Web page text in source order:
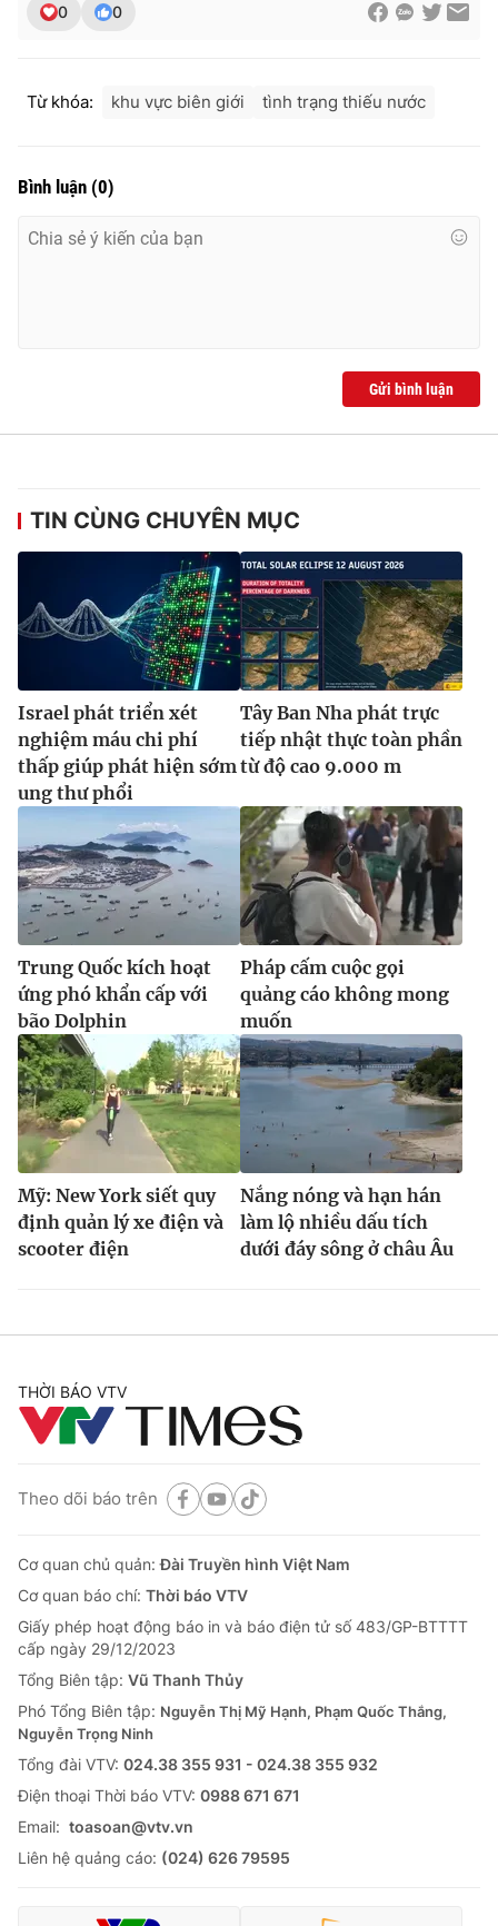
Cơ quan báo chí:Thời báo VTV
024.38 355 931 - 024.38 355 932
Liên hệ quảng cáo:
024-7300.7108
® Cấm sao chép dưới mọi hình thức nếu không có sự chấp
thuận bằng văn bản. Ghi rõ nguồn VTV.vn khi phát hành lại
thông tin từ website này.
0 0
Từ khóa: khu vực biên giới tình trạng thiếu nước
Bình luận (0)
Gửi bình luận
TIN CÙNG CHUYÊN MỤC
Israel phát triển xét
nghiệm máu chi phí
thấp giúp phát hiện sớm
ung thư phổi
Tây Ban Nha phát trực
tiếp nhật thực toàn phần
từ độ cao 9.000 m
Trung Quốc kích hoạt
ứng phó khẩn cấp với
bão Dolphin
Pháp cấm cuộc gọi
quảng cáo không mong
muốn
Mỹ: New York siết quy
định quản lý xe điện và
scooter điện
Nắng nóng và hạn hán
làm lộ nhiều dấu tích
dưới đáy sông ở châu Âu
THỜI BÁO VTV
Theo dõi báo trên
Cơ quan chủ quản:Đài Truyền hình Việt Nam
Cơ quan báo chí: Thời báo VTV
Giấy phép hoạt động báo in và báo điện tử số 483/GP-BTTTT
cấp ngày 29/12/2023
Tổng Biên tập: Vũ Thanh Thủy
Phó Tổng Biên tập: Nguyễn Thị Mỹ Hạnh, Phạm Quốc Thắng,
Nguyễn Trọng Ninh
Tổng đài VTV: 024.38 355 931 - 024.38 355 932
Ðiện thoại Thời báo VTV: 0988 671 671
Email: toasoan@vtv.vn
Liên hệ quảng cáo: (024) 626 79595